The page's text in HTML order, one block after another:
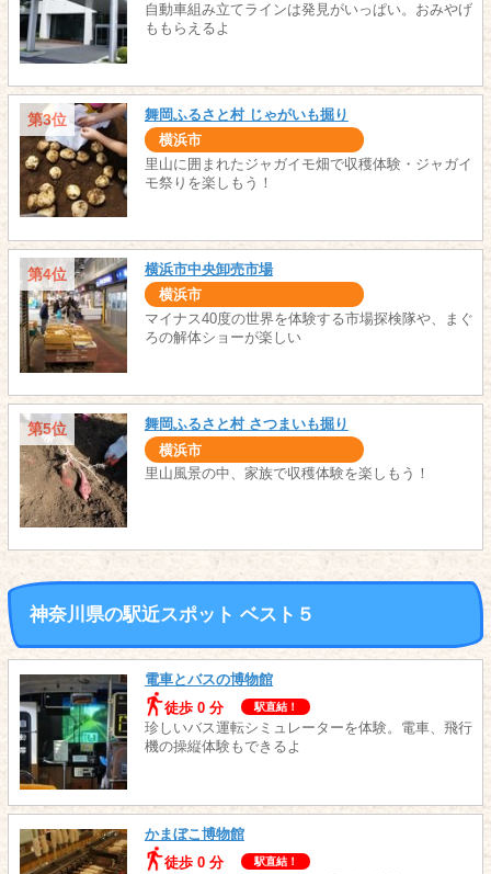
自動車組み立てラインは発見がいっぱい。おみやげ
ももらえるよ
第3位 舞岡ふるさと村 じゃがいも掘り
横浜市
里山に囲まれたジャガイモ畑で収穫体験・ジャガイ
モ祭りを楽しもう！
第4位 横浜市中央卸売市場
横浜市
マイナス40度の世界を体験する市場探検隊や、まぐ
ろの解体ショーが楽しい
第5位 舞岡ふるさと村 さつまいも掘り
横浜市
里山風景の中、家族で収穫体験を楽しもう！
神奈川県の駅近スポット ベスト５
電車とバスの博物館
徒歩 0 分
駅直結！
珍しいバス運転シミュレーターを体験。電車、飛行
機の操縦体験もできるよ
かまぼこ博物館
徒歩 0 分
駅直結！